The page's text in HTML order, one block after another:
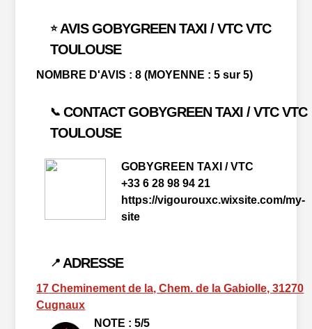
⭐AVIS GOBYGREEN TAXI / VTC VTC
TOULOUSE
NOMBRE D'AVIS : 8 (MOYENNE : 5 sur 5)
📞 CONTACT GOBYGREEN TAXI / VTC VTC
TOULOUSE
GOBYGREEN TAXI / VTC
+33 6 28 98 94 21
https://vigourouxc.wixsite.com/my-
site
📍 ADRESSE
17 Cheminement de la, Chem. de la Gabiolle, 31270
Cugnaux
NOTE : 5/5